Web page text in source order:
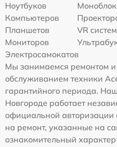
Ноутбуков
Компьютеров
Планшетов
VR систем
Мониторов
Электросамокатов
Мы занимаемся ремонтом и
обслуживанием техники
гарантийного периода.
Новгороде работает
официальной авторизации
на ремонт, указанные на
ознакомительный